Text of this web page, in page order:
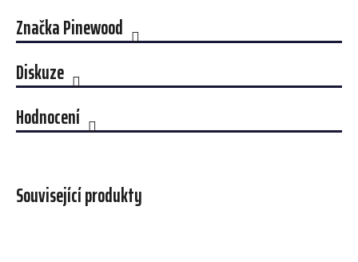
ZnačkaPinewood
Diskuze
Hodnocení
Související produkty